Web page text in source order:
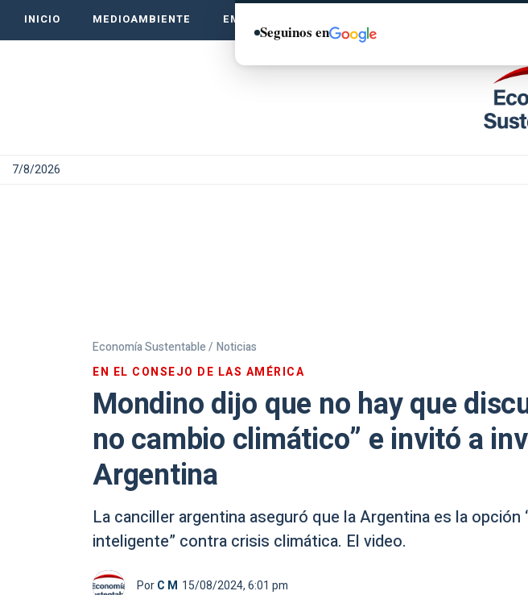
INICIO MEDIOAMBIENTE EMPRENDE VERDE
7/8/2026
Economía Sustentable / Noticias
EN EL CONSEJO DE LAS AMÉRICA
Mondino dijo que no hay que
no cambio climático” e invitó a
Argentina
La canciller argentina aseguró que la Argentina es la opción
inteligente” contra crisis climática. El video.
PorC M 15/08/2024, 6:01 pm
Seguinos en